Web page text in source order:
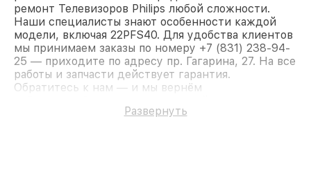
ремонт Телевизоров Philips любой сложности.
Наши специалисты знают особенности каждой
модели, включая 22PFS40. Для удобства клиентов
мы принимаем заказы по номеру +7 (831) 238-94-
25 — приходите по адресу пр. Гагарина, 27. На все
работы и запчасти действует гарантия.
Обратитесь к нам — и мы вернём
Развернуть